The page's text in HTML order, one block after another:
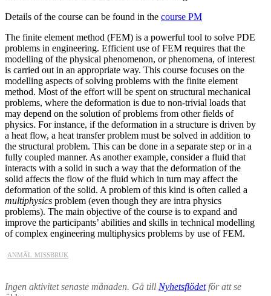
Details of the course can be found in the course PM
The finite element method (FEM) is a powerful tool to solve PDE
problems in engineering. Efficient use of FEM requires that the
modelling of the physical phenomenon, or phenomena, of interest
is carried out in an appropriate way. This course focuses on the
modelling aspects of solving problems with the finite element
method. Most of the effort will be spent on structural mechanical
problems, where the deformation is due to non-trivial loads that
may depend on the solution of problems from other fields of
physics. For instance, if the deformation in a structure is driven by
a heat flow, a heat transfer problem must be solved in addition to
the structural problem. This can be done in a separate step or in a
fully coupled manner. As another example, consider a fluid that
interacts with a solid in such a way that the deformation of the
solid affects the flow of the fluid which in turn may affect the
deformation of the solid. A problem of this kind is often called a
multiphysics problem (even though they are intra physics
problems). The main objective of the course is to expand and
improve the participants’ abilities and skills in technical modelling
of complex engineering multiphysics problems by use of FEM.
anmäl missbruk
Ingen aktivitet senaste månaden. Gå till Nyhetsflödetför att se